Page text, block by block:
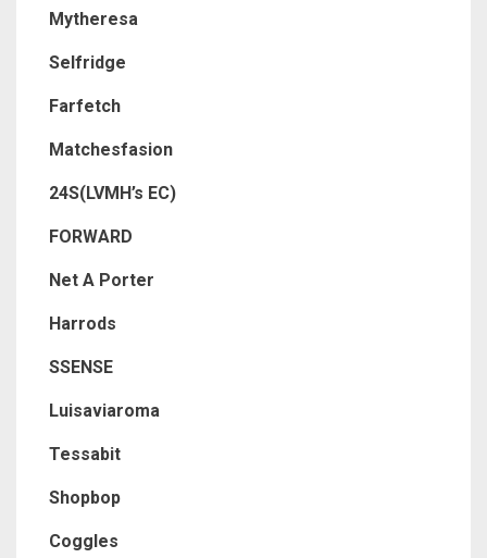
Mytheresa
Selfridge
Farfetch
Matchesfasion
24S(LVMH’s EC)
FORWARD
Net A Porter
Harrods
SSENSE
Luisaviaroma
Tessabit
Shopbop
Coggles